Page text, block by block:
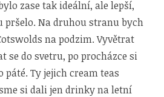
zase tak ideální, ale lepší,
pršelo. Na druhou stranu bych
na podzim. Vyvětrat
se do svetru, po procházce si
páté. Ty jejich cream teas
si dali jen drinky na letní